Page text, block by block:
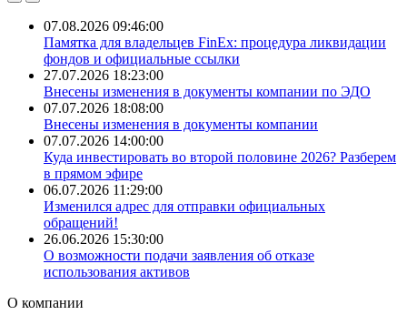
07.08.2026 09:46:00
Памятка для владельцев FinEx: процедура ликвидации
фондов и официальные ссылки
27.07.2026 18:23:00
Внесены изменения в документы компании по ЭДО
07.07.2026 18:08:00
Внесены изменения в документы компании
07.07.2026 14:00:00
​Куда инвестировать во второй половине 2026? Разберем
в прямом эфире
06.07.2026 11:29:00
Изменился адрес для отправки официальных
обращений!
26.06.2026 15:30:00
О возможности подачи заявления об отказе
использования активов
О компании